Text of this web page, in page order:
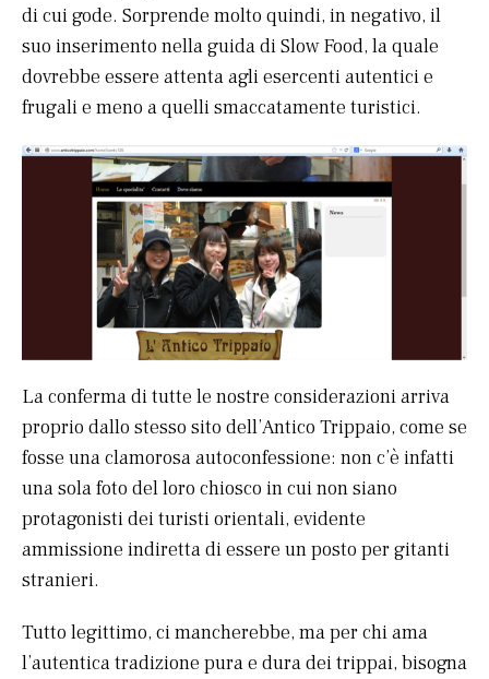
di cui gode. Sorprende molto quindi, in negativo, il
suo inserimento nella guida di Slow Food, la quale
dovrebbe essere attenta agli esercenti autentici e
frugali e meno a quelli smaccatamente turistici.
La conferma di tutte le nostre considerazioni arriva
proprio dallo stesso sito dell’Antico Trippaio, come se
fosse una clamorosa autoconfessione: non c’è infatti
una sola foto del loro chiosco in cui non siano
protagonisti dei turisti orientali, evidente
ammissione indiretta di essere un posto per gitanti
stranieri.
Tutto legittimo, ci mancherebbe, ma per chi ama
l’autentica tradizione pura e dura dei trippai, bisogna